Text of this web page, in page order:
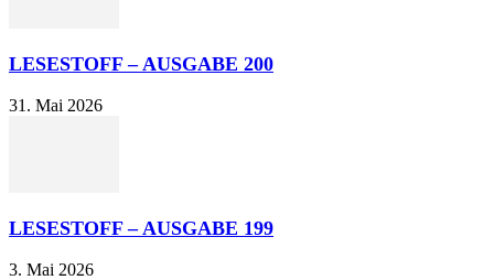
LESESTOFF – AUSGABE 200
31. Mai 2026
LESESTOFF – AUSGABE 199
3. Mai 2026